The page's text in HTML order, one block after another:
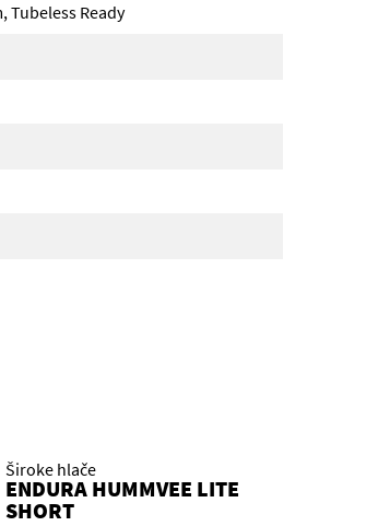
Tubeless Ready
Široke hlače
ENDURA HUMMVEE LITE
SHORT